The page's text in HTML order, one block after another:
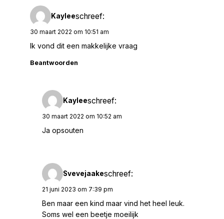
Kayleeschreef:
30 maart 2022 om 10:51 am
Ik vond dit een makkelijke vraag
Beantwoorden
Kayleeschreef:
30 maart 2022 om 10:52 am
Ja opsouten
Svevejaakeschreef:
21 juni 2023 om 7:39 pm
Ben maar een kind maar vind het heel leuk.
Soms wel een beetje moeilijk